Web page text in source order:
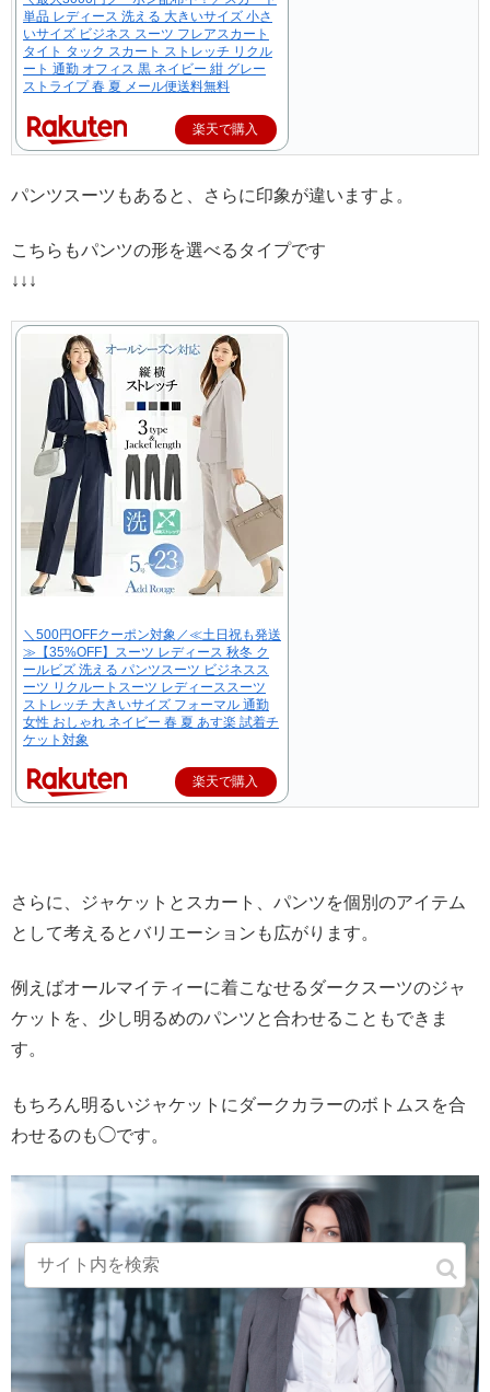
単品 レディース 洗える 大きいサイズ 小さ
いサイズ ビジネス スーツ フレアスカート
タイト タック スカート ストレッチ リクル
ート 通勤 オフィス 黒 ネイビー 紺 グレー
ストライプ 春 夏 メール便送料無料
楽天で購入
パンツスーツもあると、さらに印象が違いますよ。
こちらもパンツの形を選べるタイプです
↓↓↓
＼500円OFFクーポン対象／≪土日祝も発送
≫【35%OFF】スーツ レディース 秋冬 ク
ールビズ 洗える パンツスーツ ビジネスス
ーツ リクルートスーツ レディーススーツ
ストレッチ 大きいサイズ フォーマル 通勤
女性 おしゃれ ネイビー 春 夏 あす楽 試着チ
ケット対象
楽天で購入
さらに、ジャケットとスカート、パンツを個別のアイテム
として考えるとバリエーションも広がります。
例えばオールマイティーに着こなせるダークスーツのジャ
ケットを、少し明るめのパンツと合わせることもできま
す。
もちろん明るいジャケットにダークカラーのボトムスを合
わせるのも◯です。